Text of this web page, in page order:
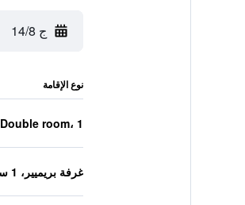
ج 14/8
نوع الإقامة
Double room، 1 سرير توأم
غرفة بريميير، 1 سرير توأم